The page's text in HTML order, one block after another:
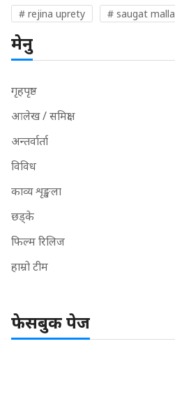
# rejina uprety # saugat malla
मेनु
गृहपृष्ठ
आलेख / समिक्षा
अन्तर्वार्ता
विविध
काव्य शृङ्खला
छड्के
फिल्म रिलिज
हाम्रो टीम
फेसबुक पेज